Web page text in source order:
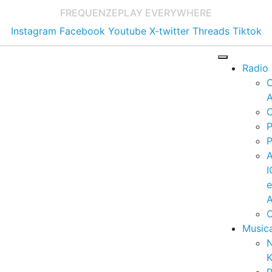
FREQUENZEPLAY EVERYWHERE
Instagram Facebook Youtube X-twitter Threads Tiktok
Radio
e